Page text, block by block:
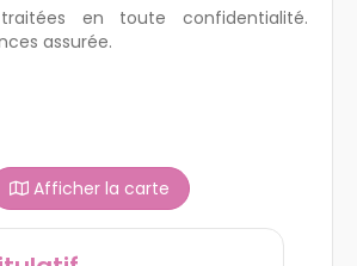
en toute confidentialité.
assurée.
Afficher la carte